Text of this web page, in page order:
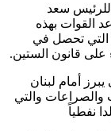
سعد
القوات بهذه
التي تحصل في
على قانون الستين.
أمام لبنان
والصراعات والتي
نفطياً